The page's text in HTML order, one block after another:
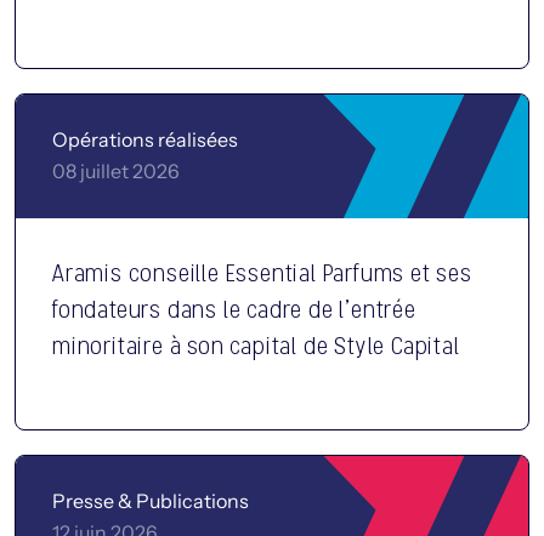
Opérations réalisées
08 juillet 2026
Aramis conseille Essential Parfums et ses
fondateurs dans le cadre de l’entrée
minoritaire à son capital de Style Capital
Presse & Publications